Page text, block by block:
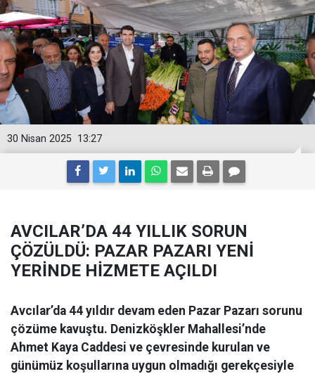
13:27
30 Nisan 2025
AVCILAR’DA 44 YILLIK SORUN
ÇÖZÜLDÜ: PAZAR PAZARI YENİ
YERİNDE HİZMETE AÇILDI
Avcılar’da 44 yıldır devam eden Pazar Pazarı sorunu
çözüme kavuştu. Denizköşkler Mahallesi’nde
Ahmet Kaya Caddesi ve çevresinde kurulan ve
günümüz koşullarına uygun olmadığı gerekçesiyle